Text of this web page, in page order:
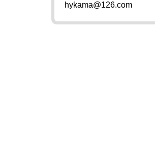
hykama@126.com